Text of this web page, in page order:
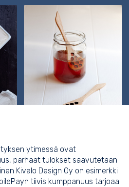
ytimessä ovat
parhaat tulokset saavutetaan
Kivalo Design Oy on esimerkki
tiivis kumppanuus tarjoaa